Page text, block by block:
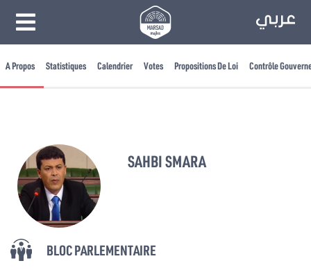
A Propos Statistiques Calendrier Votes Propositions De Loi Contrôle
SAHBI SMARA
BLOC PARLEMENTAIRE